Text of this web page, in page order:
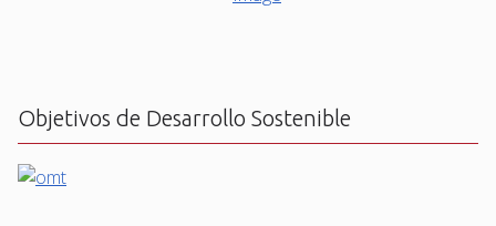
Objetivos de Desarrollo Sostenible